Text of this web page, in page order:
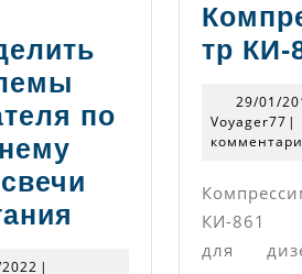
по
определить
24/01/2022
|
тр КИ-
29/01/
Voyager77 |
КИ-861
для